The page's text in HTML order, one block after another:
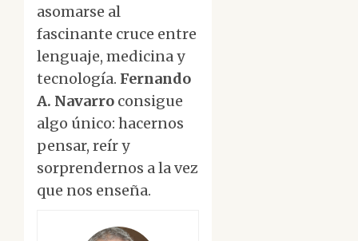
asomarse al
fascinante cruce entre
lenguaje, medicina y
tecnología. Fernando
A. Navarro consigue
algo único: hacernos
pensar, reír y
sorprendernos a la vez
que nos enseña.